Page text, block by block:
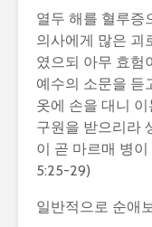
열두 해를 혈루증
의사에게 많은 괴
였으되 아무 효험
예수의 소문을 듣
옷에 손을 대니
구원을 받으리라
이 곧 마르매 병
5:25-29)
일반적으로 순애